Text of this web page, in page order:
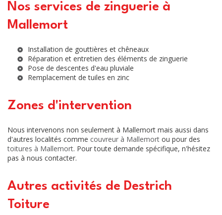
Nos services de zinguerie à
Mallemort
Installation de gouttières et chêneaux
Réparation et entretien des éléments de zinguerie
Pose de descentes d'eau pluviale
Remplacement de tuiles en zinc
Zones d'intervention
Nous intervenons non seulement à Mallemort mais aussi dans
d'autres localités comme couvreur à Mallemort ou pour des
toitures à Mallemort. Pour toute demande spécifique, n'hésitez
pas à nous contacter.
Autres activités de Destrich
Toiture